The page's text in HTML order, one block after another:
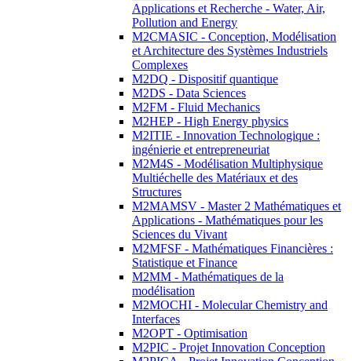
Applications et Recherche - Water, Air,
Pollution and Energy
M2CMASIC - Conception, Modélisation
et Architecture des Systèmes Industriels
Complexes
M2DQ - Dispositif quantique
M2DS - Data Sciences
M2FM - Fluid Mechanics
M2HEP - High Energy physics
M2ITIE - Innovation Technologique :
ingénierie et entrepreneuriat
M2M4S - Modélisation Multiphysique
Multiéchelle des Matériaux et des
Structures
M2MAMSV - Master 2 Mathématiques et
Applications - Mathématiques pour les
Sciences du Vivant
M2MFSF - Mathématiques Financières :
Statistique et Finance
M2MM - Mathématiques de la
modélisation
M2MOCHI - Molecular Chemistry and
Interfaces
M2OPT - Optimisation
M2PIC - Projet Innovation Conception